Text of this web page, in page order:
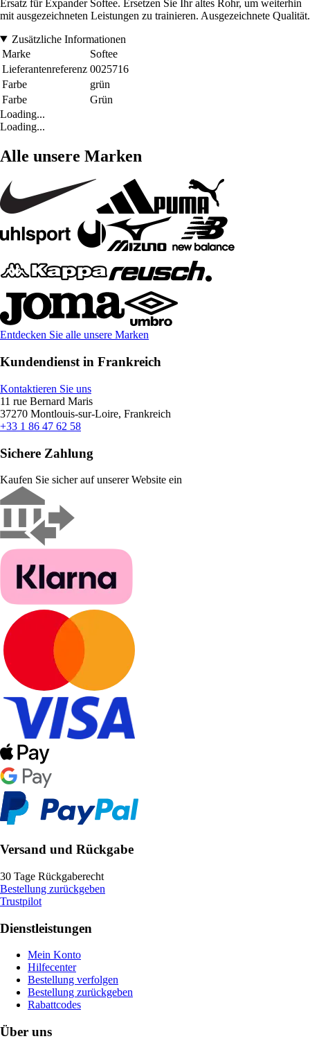
Ersatz für Expander Softee. Ersetzen Sie Ihr altes Rohr, um weiterhin
mit ausgezeichneten Leistungen zu trainieren. Ausgezeichnete Qualität.
Zusätzliche Informationen
Marke
Softee
Lieferantenreferenz 0025716
Farbe
grün
Farbe
Grün
Loading...
Loading...
Alle unsere Marken
Entdecken Sie alle unsere Marken
Kundendienst in Frankreich
Kontaktieren Sie uns
11 rue Bernard Maris
37270 Montlouis-sur-Loire, Frankreich
+33 1 86 47 62 58
Sichere Zahlung
Kaufen Sie sicher auf unserer Website ein
Versand und Rückgabe
30 Tage Rückgaberecht
Bestellung zurückgeben
Trustpilot
Dienstleistungen
Mein Konto
Hilfecenter
Bestellung verfolgen
Bestellung zurückgeben
Rabattcodes
Über uns